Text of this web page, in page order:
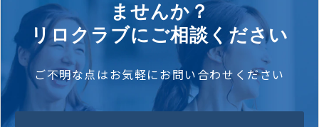
ませんか？
リロクラブにご相談ください
ご不明な点はお気軽にお問い合わせください